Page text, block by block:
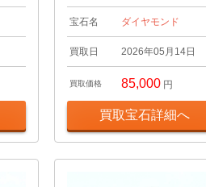
宝石名 ダイヤモンド
買取日 2026年05月14日
買取価格 85,000 円
買取宝石詳細へ